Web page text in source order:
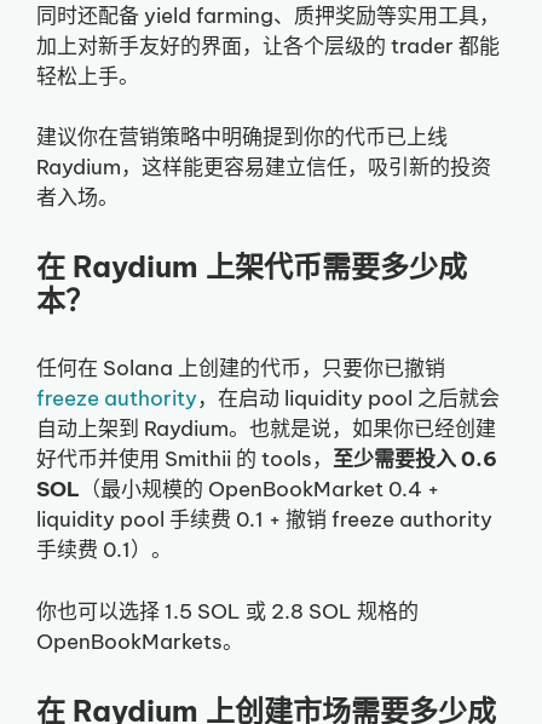
同时还配备 yield farming、质押奖励等实用工具，
加上对新手友好的界面，让各个层级的 trader 都能
轻松上手。
建议你在营销策略中明确提到你的代币已上线
Raydium，这样能更容易建立信任，吸引新的投资
者入场。
在 Raydium 上架代币需要多少成
本？
任何在 Solana 上创建的代币，只要你已撤销
freeze authority，在启动 liquidity pool 之后就会
自动上架到 Raydium。也就是说，如果你已经创建
好代币并使用 Smithii 的 tools， 至少需要投入 0.6
SOL （最小规模的 OpenBookMarket 0.4 +
liquidity pool 手续费 0.1 + 撤销 freeze authority
手续费 0.1）。
你也可以选择 1.5 SOL 或 2.8 SOL 规格的
OpenBookMarkets。
在 Raydium 上创建市场需要多少成